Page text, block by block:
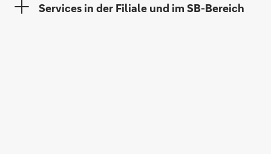
Services in der Filiale und im SB-Bereich